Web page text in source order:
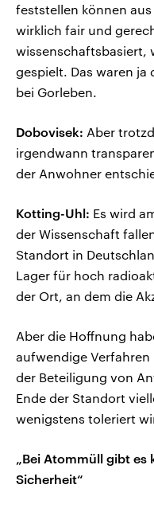
feststellen können
wirklich fair und
wissenschaftsbasiert,
gespielt. Das waren ja
bei Gorleben.
Dobovisek: Aber
irgendwann
der Anwohner
Kotting-Uhl: Es wird
der Wissenschaft
Standort in
Lager für hoch
der Ort, an dem die
Aber die Hoffnung
aufwendige
der Beteiligung von
Ende der Standort
wenigstens toleriert
„Bei Atommüll gibt
Sicherheit“